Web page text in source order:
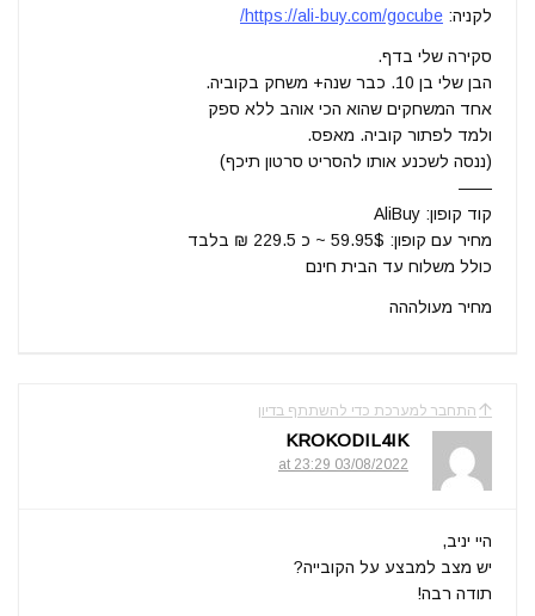
לקניה: https://ali-buy.com/gocube/
סקירה שלי בדף.
הבן שלי בן 10. כבר שנה+ משחק בקוביה.
אחד המשחקים שהוא הכי אוהב ללא ספק
ולמד לפתור קוביה. מאפס.
(ננסה לשכנע אותו להסריט סרטון תיכף)
——
קוד קופון: AliBuy
מחיר עם קופון: 59.95$ ~ כ 229.5 ₪ בלבד
כולל משלוח עד הבית חינם
מחיר מעולההה
התחבר למערכת כדי להשתתף בדיון
KROKODIL4IK
03/08/2022 at 23:29
היי יניב,
יש מצב למבצע על הקובייה?
תודה רבה!